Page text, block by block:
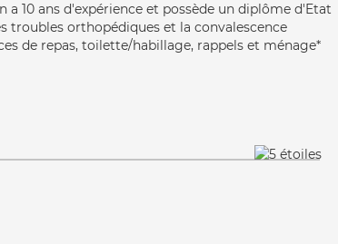
a 10 ans d'expérience et possède un diplôme d'Etat
troubles orthopédiques et la convalescence
de repas, toilette/habillage, rappels et ménage*